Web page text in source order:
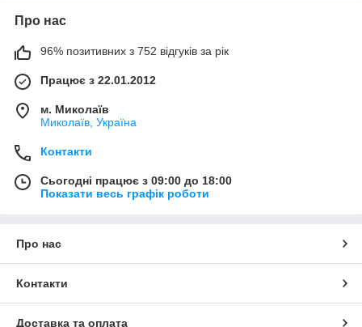
Про нас
96% позитивних з 752 відгуків за рік
Працює з 22.01.2012
м. Миколаїв
Миколаїв, Україна
Контакти
Сьогодні працює з 09:00 до 18:00
Показати весь графік роботи
Про нас
Контакти
Доставка та оплата